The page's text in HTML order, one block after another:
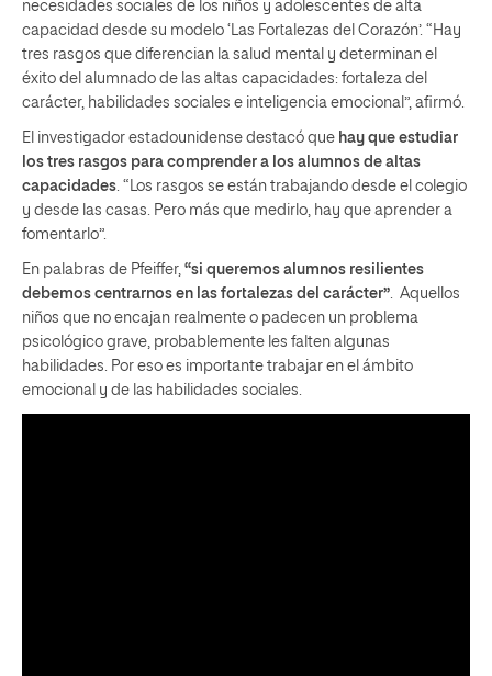
necesidades sociales de los niños y adolescentes de alta
capacidad desde su modelo ‘Las Fortalezas del Corazón’. “Hay
tres rasgos que diferencian la salud mental y determinan el
éxito del alumnado de las altas capacidades: fortaleza del
carácter, habilidades sociales e inteligencia emocional”, afirmó.
El investigador estadounidense destacó que hay que estudiar
los tres rasgos para comprender a los alumnos de altas
capacidades. “Los rasgos se están trabajando desde el colegio
y desde las casas. Pero más que medirlo, hay que aprender a
fomentarlo”.
En palabras de Pfeiffer, “si queremos alumnos resilientes
debemos centrarnos en las fortalezas del carácter”. Aquellos
niños que no encajan realmente o padecen un problema
psicológico grave, probablemente les falten algunas
habilidades. Por eso es importante trabajar en el ámbito
emocional y de las habilidades sociales.